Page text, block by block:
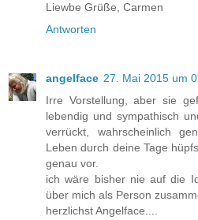
Liewbe Grüße, Carmen
Antworten
angelface 27. Mai 2015 um
Irre Vorstellung, aber sie
lebendig und sympathisch
verrückt, wahrscheinlich
Leben durch deine Tage
genau vor.
ich wäre bisher nie auf die
über mich als Person
herzlichst Angelface....